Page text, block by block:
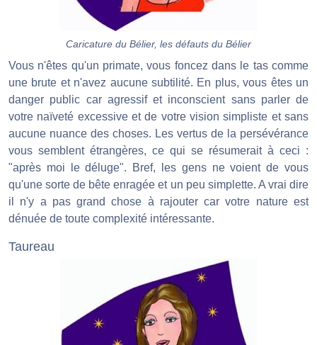
Caricature du Bélier, les défauts du Bélier
Vous n'êtes qu'un primate, vous foncez dans le tas comme
une brute et n'avez aucune subtilité. En plus, vous êtes un
danger public car agressif et inconscient sans parler de
votre naïveté excessive et de votre vision simpliste et sans
aucune nuance des choses. Les vertus de la persévérance
vous semblent étrangères, ce qui se résumerait à ceci :
"après moi le déluge". Bref, les gens ne voient de vous
qu'une sorte de bête enragée et un peu simplette. A vrai dire
il n'y a pas grand chose à rajouter car votre nature est
dénuée de toute complexité intéressante.
Taureau